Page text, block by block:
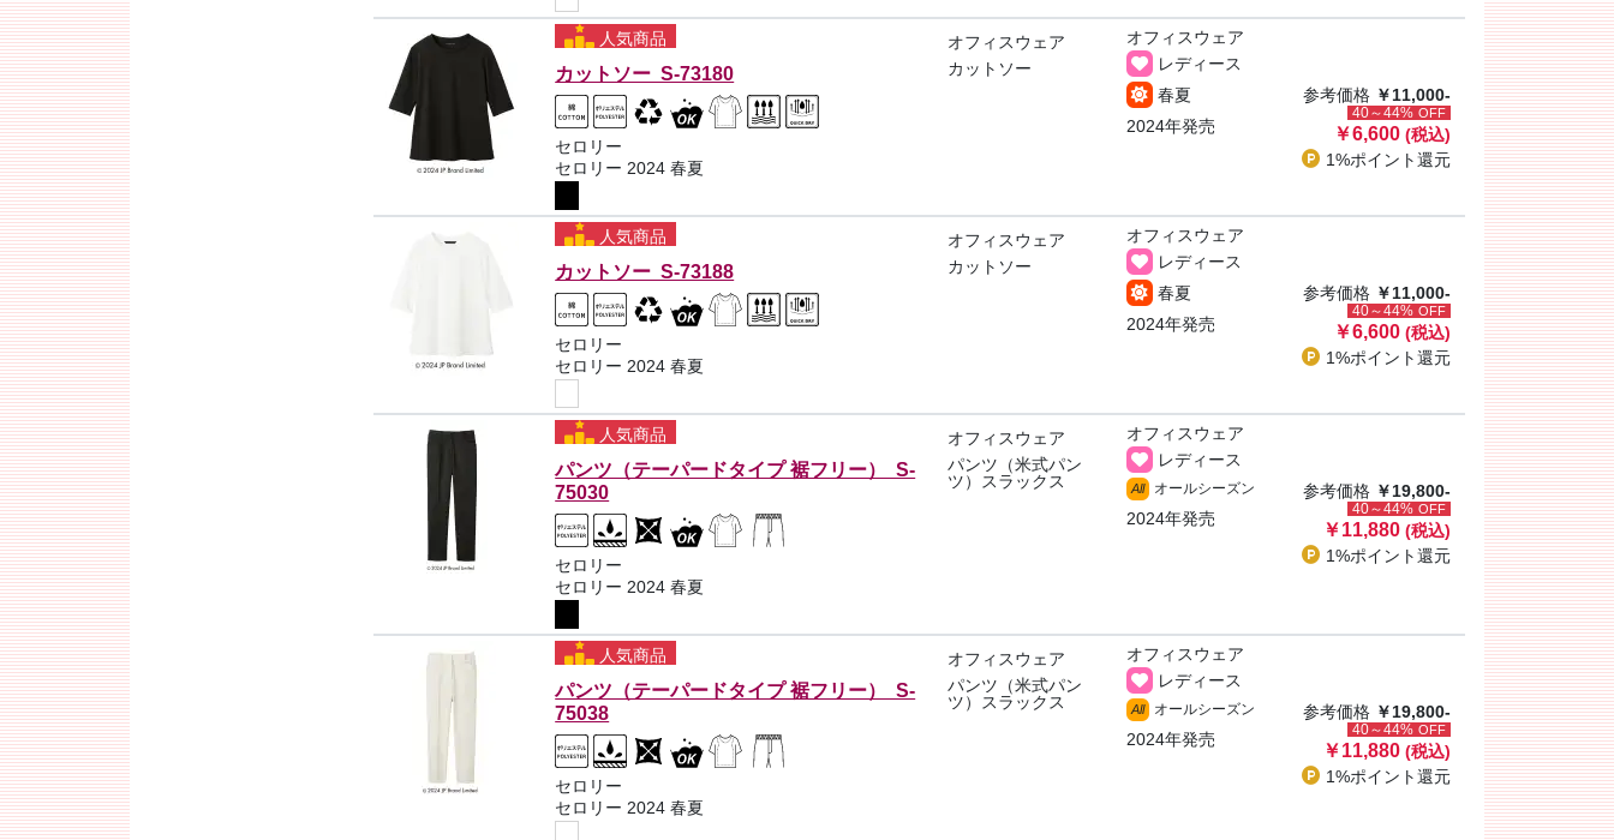
人気商品
カットソー S-73180
セロリー
セロリー 2024 春夏
オフィスウェア
カットソー
オフィスウェア
レディース
春夏
2024年発売
参考価格 ￥11,000-
40～44% OFF
￥6,600 (税込)
1%ポイント還元
人気商品
カットソー S-73188
セロリー
セロリー 2024 春夏
オフィスウェア
カットソー
オフィスウェア
レディース
春夏
2024年発売
参考価格 ￥11,000-
40～44% OFF
￥6,600 (税込)
1%ポイント還元
人気商品
パンツ（テーパードタイプ 裾フリー） S-
75030
セロリー
セロリー 2024 春夏
オフィスウェア
パンツ（米式パン
ツ）スラックス
オフィスウェア
レディース
All オールシーズン
2024年発売
参考価格 ￥19,800-
40～44% OFF
￥11,880 (税込)
1%ポイント還元
人気商品
パンツ（テーパードタイプ 裾フリー） S-
75038
セロリー
セロリー 2024 春夏
オフィスウェア
パンツ（米式パン
ツ）スラックス
オフィスウェア
レディース
All オールシーズン
2024年発売
参考価格 ￥19,800-
40～44% OFF
￥11,880 (税込)
1%ポイント還元